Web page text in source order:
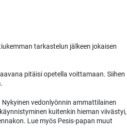
tarkastelun jälkeen jokaisen
pitäisi opetella voittamaan. Siihen
vedonlyönnin ammattilainen
kuitenkin hieman viivästyi,
Lue myös Pesis-papan muut